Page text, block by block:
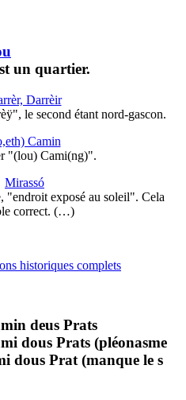
un quartier.
Darrèir
le second étant nord-gascon.
Camin
"(lou) Cami(ng)".
Mirassó
"endroit exposé au soleil". Cela
correct. (…)
historiques complets
deus Prats
dous Prats (pléonasme
dous Prat (manque le s